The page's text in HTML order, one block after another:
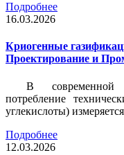
Подробнее
16.03.2026
Криогенные
Проектирование и
В
потребление
углекислоты)
Подробнее
12.03.2026